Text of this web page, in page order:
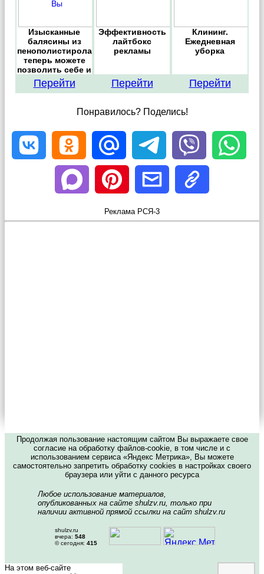
Изысканные
балясины из
пенополистирола
теперь можете
позволить себе и
Вы
Перейти
Эффективность
лайтбокс
рекламы
Перейти
Клининг.
Ежедневная
уборка
Перейти
Понравилось? Поделись!
Реклама РСЯ-3
Продолжая пользование настоящим сайтом Вы выражаете свое
согласие на обработку файлов-cookie, в том числе и с
использованием сервиса «Яндекс Метрика», Вы можете
самостоятельно запретить обработку cookies в настройках своего
браузера или уйти с данного ресурса
Любое использование материалов,
опубликованных на сайте shulzv.ru, только при
наличии активной прямой ссылки на сайт shulzv.ru
shulzv.ru
вчера: 548
© сегодня: 415
На этом веб-сайте